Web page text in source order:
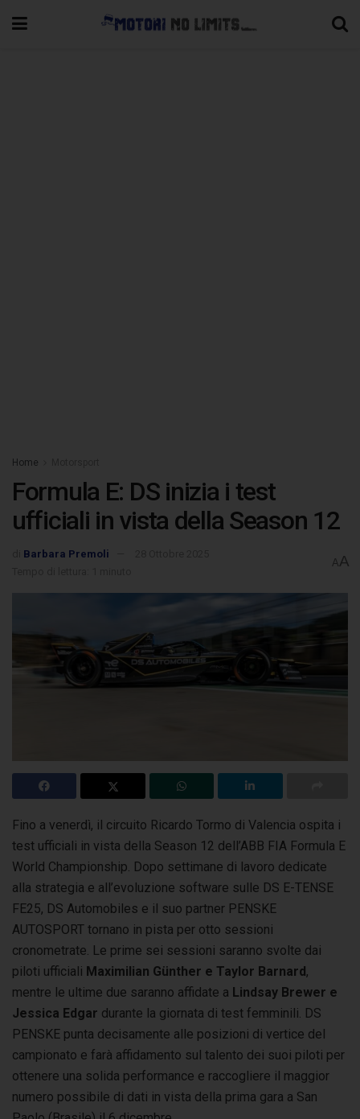
Home
Formula E: DS inizia i test
ufficiali in vista della Season 12
Barbara Premoli
AA
Fino a venerdì, il circuito Ricardo Tormo di Valencia ospita i
test ufficiali in vista della Season 12 dell’ABB FIA Formula E
World Championship. Dopo settimane di lavoro dedicate
alla strategia e all’evoluzione software sulle DS E-TENSE
FE25, DS Automobiles e il suo partner PENSKE
AUTOSPORT tornano in pista per otto sessioni
cronometrate. Le prime sei sessioni saranno svolte dai
piloti ufficiali Maximilian Günther e Taylor Barnard,
mentre le ultime due saranno affidate a Lindsay Brewer e
Jessica Edgar durante la giornata di test femminili. DS
PENSKE punta decisamente alle posizioni di vertice del
campionato e farà affidamento sul talento dei suoi piloti per
ottenere una solida performance e raccogliere il maggior
numero possibile di dati in vista della prima gara a San